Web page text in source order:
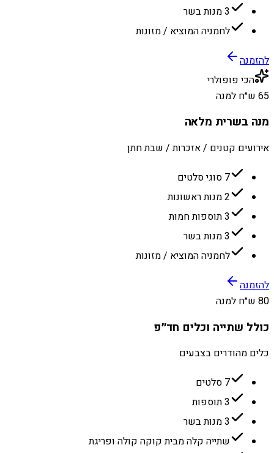
3 מנות בשר
לחמניה המוציא / מזונות
להזמנה
הכי פופולרי
65 ש״ח למנה
מנה בשרית מלאה
אירועים קטנים / אזכרות / שבת חתן
7 סוגי סלטים
2 מנות ראשונות
3 תוספות חמות
3 מנות בשר
לחמניה המוציא / מזונות
להזמנה
80 ש״ח למנה
כולל שתייה וכלים חד״פ
כלים מהודרים בצבעים
7 סלטים
3 תוספות
3 מנות בשר
שתייה קלה מבית קוקה קולה ופריגת